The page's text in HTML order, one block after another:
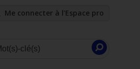
Me connecter à l’Espace pro
Lancer